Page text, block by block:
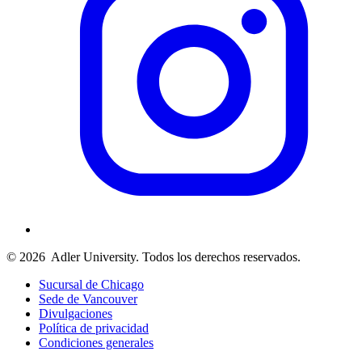
© 2026 Adler University. Todos los derechos reservados.
Sucursal de Chicago
Sede de Vancouver
Divulgaciones
Política de privacidad
Condiciones generales